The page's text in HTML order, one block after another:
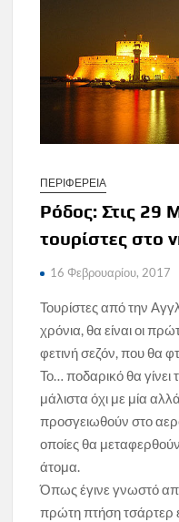
ΠΕΡΙΦΕΡΕΙΑ
Ρόδος: Στις 29
τουρίστες στο
16 Φεβρουαρίου, 2017
Τουρίστες από την
χρόνια, θα είναι οι
φετινή σεζόν, που θα
Το… ποδαρικό θα γίνει
μάλιστα όχι με μία
προσγειωθούν στο
οποίες θα
άτομα.
Όπως έγινε γνωστό
πρώτη πτήση τσάρτερ